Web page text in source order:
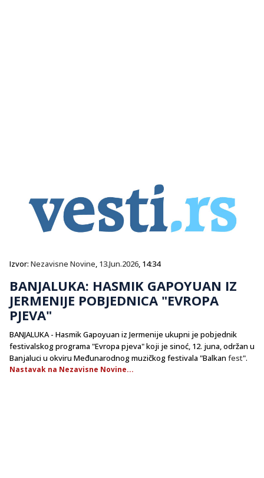
Izvor: Nezavisne Novine, 13.Jun.2026, 14:34
BANJALUKA: HASMIK GAPOYUAN IZ
JERMENIJE POBJEDNICA "EVROPA
PJEVA"
BANJALUKA - Hasmik Gapoyuan iz Jermenije ukupni je pobjednik
festivalskog programa "Evropa pjeva" koji je sinoć, 12. juna, održan u
Banjaluci u okviru Međunarodnog muzičkog festivala "Balkan fest".
Nastavak na Nezavisne Novine...